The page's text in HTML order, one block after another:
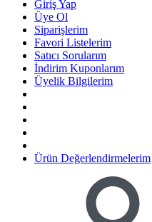
Giriş Yap
Üye Ol
Siparişlerim
Favori Listelerim
Satıcı Sorularım
İndirim Kuponlarım
Üyelik Bilgilerim
Ürün Değerlendirmelerim